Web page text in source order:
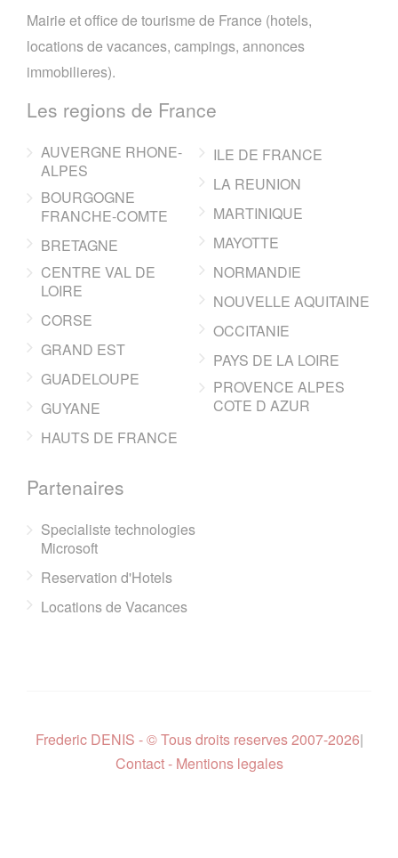
Mairie et office de tourisme de France (hotels,
locations de vacances, campings, annonces
immobilieres).
Les regions de France
AUVERGNE RHONE-
ALPES
BOURGOGNE
FRANCHE-COMTE
BRETAGNE
CENTRE VAL DE
LOIRE
CORSE
GRAND EST
GUADELOUPE
GUYANE
HAUTS DE FRANCE
ILE DE FRANCE
LA REUNION
MARTINIQUE
MAYOTTE
NORMANDIE
NOUVELLE AQUITAINE
OCCITANIE
PAYS DE LA LOIRE
PROVENCE ALPES
COTE D AZUR
Partenaires
Specialiste technologies
Microsoft
Reservation d'Hotels
Locations de Vacances
Frederic DENIS - © Tous droits reserves 2007-2026|
Contact - Mentions legales